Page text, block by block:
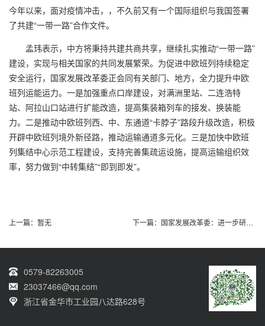
今年以来，面对疫情冲击，，不久前又有一个国际组织与我国签署
了共建“一带一路”合作文件。
孟玮表示，中方将秉持共建共商共享，继续扎实推动“一带一路”
建设，实现与相关国家的共同发展繁荣。为促进中欧班列持续稳定
安全运行，国家发展改革委正会同有关部门、地方，全力提升中欧
班列运能运力。一是加强重点口岸建设，对满洲里站、二连浩特
站、阿拉山口站进行扩能改造，提高集装箱列车的接发、换装能
力。二是推动中欧班列西、中、东通道“卡脖子”路段升级改造，积极
开辟中欧班列境外新径路，推动运输通道多元化。三是加快中欧班
列集结中心示范工程建设，支持完善集疏运设施，提高运输组织效
率，努力做到“中转集结”“即到即发”。
上一篇： 暂无 下一篇： 国家发展改革委：进一步研究出台促进服务消费
0579-82263005
23037466@qq.com
浙江省金华市工业园八达路628号